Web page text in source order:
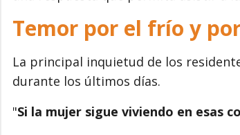
Temor por el frío y
La principal inquietud de los
durante los últimos días.
"Si la mujer sigue viviendo en esas